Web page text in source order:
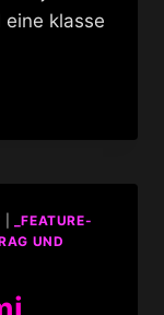
eine klasse
_FEATURE-
UND